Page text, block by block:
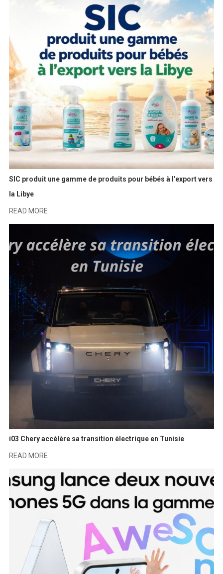
SIC produit une gamme de produits pour bébés à l’export vers
la Libye
READ MORE
i03 Chery accélère sa transition électrique en Tunisie
READ MORE